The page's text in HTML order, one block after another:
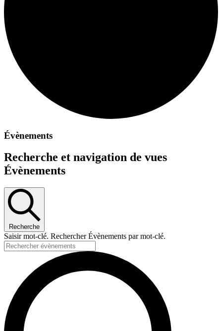
Évènements
Recherche et navigation de vues
Évènements
Recherche
Saisir mot-clé. Rechercher Évènements par mot-clé.